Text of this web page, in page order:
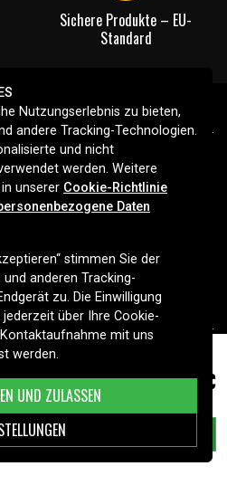
4800mAh 28,99 €
DEN WARENKORB LEGEN
Sichere Produkte – EU-
Standard
Ladegeräte und Zubehör in
unser großes Sortiment für
Werkzeuge, Fahrzeuge und mehr
persönlichem Service. Sicher online
seit 2006.
Nutzungserlebnis zu bieten,
andere Tracking-Technologien.
und nicht
werden. Weitere
unserer Cookie-Richtlinie
Daten
stimmen Sie der
anderen Tracking-
zu. Die Einwilligung
über Ihre Cookie-
mit uns
werden.
UND ZULASSEN